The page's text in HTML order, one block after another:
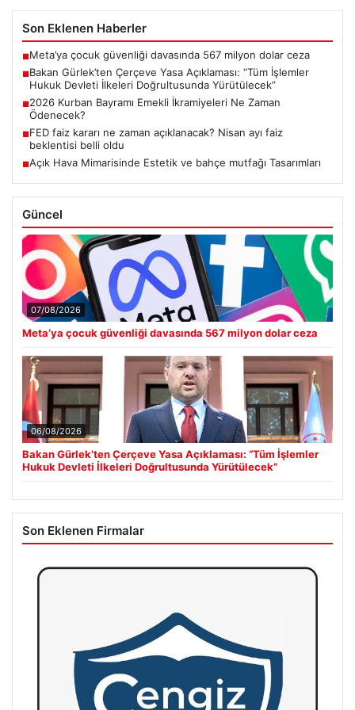
Son Eklenen Haberler
■Meta’ya çocuk güvenliği davasında 567 milyon dolar ceza
■Bakan Gürlek’ten Çerçeve Yasa Açıklaması: “Tüm İşlemler
Hukuk Devleti İlkeleri Doğrultusunda Yürütülecek”
■2026 Kurban Bayramı Emekli İkramiyeleri Ne Zaman
Ödenecek?
■FED faiz kararı ne zaman açıklanacak? Nisan ayı faiz
beklentisi belli oldu
■Açık Hava Mimarisinde Estetik ve bahçe mutfağı Tasarımları
Güncel
07/08/2026
Meta’ya çocuk güvenliği davasında 567 milyon dolar ceza
06/08/2026
Bakan Gürlek’ten Çerçeve Yasa Açıklaması: “Tüm İşlemler
Hukuk Devleti İlkeleri Doğrultusunda Yürütülecek”
Son Eklenen Firmalar